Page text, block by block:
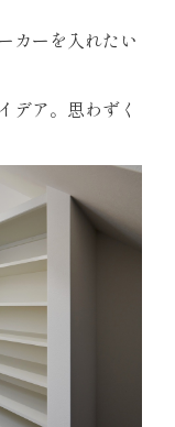
カーを入れたい
デア。思わずく